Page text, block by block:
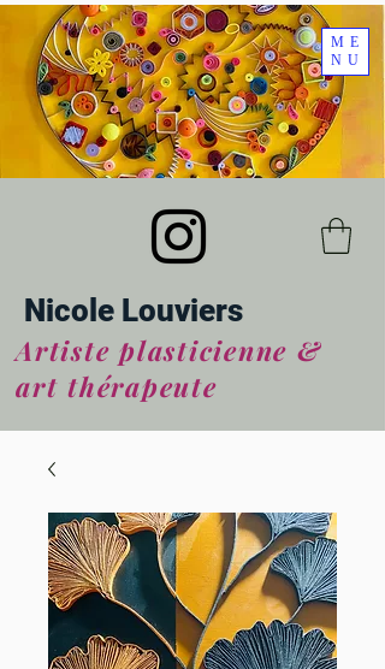
ME
NU
Nicole Louviers
Artiste plasticienne &
art thérapeute